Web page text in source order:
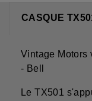
CASQUE
Vintage Motors
- Bell
Le TX501